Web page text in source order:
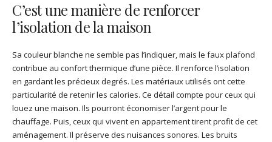
C’est une manière de renforcer
l’isolation de la maison
Sa couleur blanche ne semble pas l’indiquer, mais le faux plafond
contribue au confort thermique d’une pièce. Il renforce l’isolation
en gardant les précieux degrés. Les matériaux utilisés ont cette
particularité de retenir les calories. Ce détail compte pour ceux qui
louez une maison. Ils pourront économiser l’argent pour le
chauffage. Puis, ceux qui vivent en appartement tirent profit de cet
aménagement. Il préserve des nuisances sonores. Les bruits